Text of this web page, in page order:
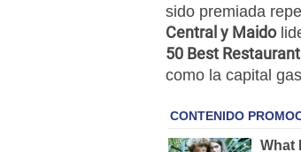
sido premiada
Central y Maido
50 Best
como la capital